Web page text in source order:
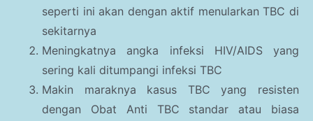
seperti ini akan dengan aktif menularkan TBC di
sekitarnya
Meningkatnya angka infeksi HIV/AIDS yang
sering kali ditumpangi infeksi TBC
Makin maraknya kasus TBC yang resisten
dengan Obat Anti TBC standar atau biasa